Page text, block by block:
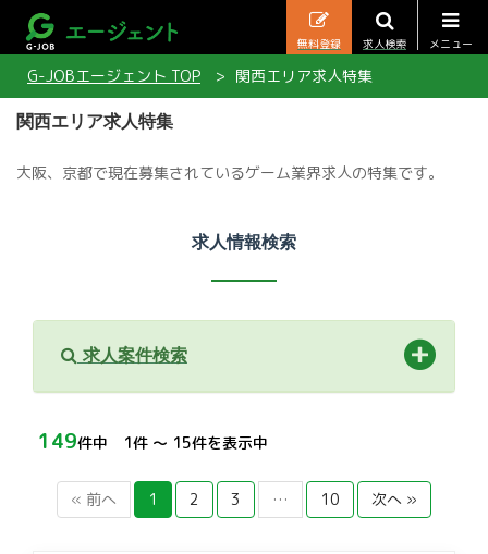
メニュー
求人検索
無料登録
G-JOBエージェント TOP 関西エリア求人特集
関西エリア求人特集
大阪、京都で現在募集されているゲーム業界求人の特集です。
求人情報検索
求人案件検索
149件中 1件 〜 15件を表示中
« 前へ 1 2 3 … 10 次へ »